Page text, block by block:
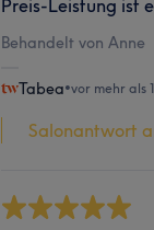
Preis-Leistung ist
Behandelt von Anne
Tabea•vor mehr als
Salonantwort